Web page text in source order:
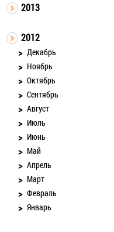
2013
2012
Декабрь
Ноябрь
Октябрь
Сентябрь
Август
Июль
Июнь
Май
Апрель
Март
Февраль
Январь